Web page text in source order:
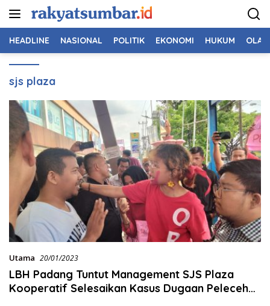
HEADLINE NASIONAL POLITIK EKONOMI HUKUM
sjs plaza
Utama 20/01/2023
LBH Padang Tuntut Management SJS Plaza
Kooperatif Selesaikan Kasus Dugaan Pelecehan